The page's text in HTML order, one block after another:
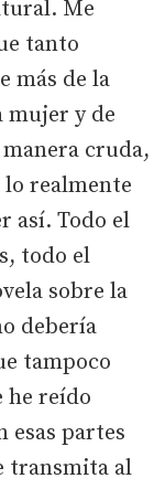
Me
tanto
más de la
mujer y de
manera cruda,
lo realmente
así. Todo el
todo el
sobre la
debería
tampoco
he reído
esas partes
transmita al